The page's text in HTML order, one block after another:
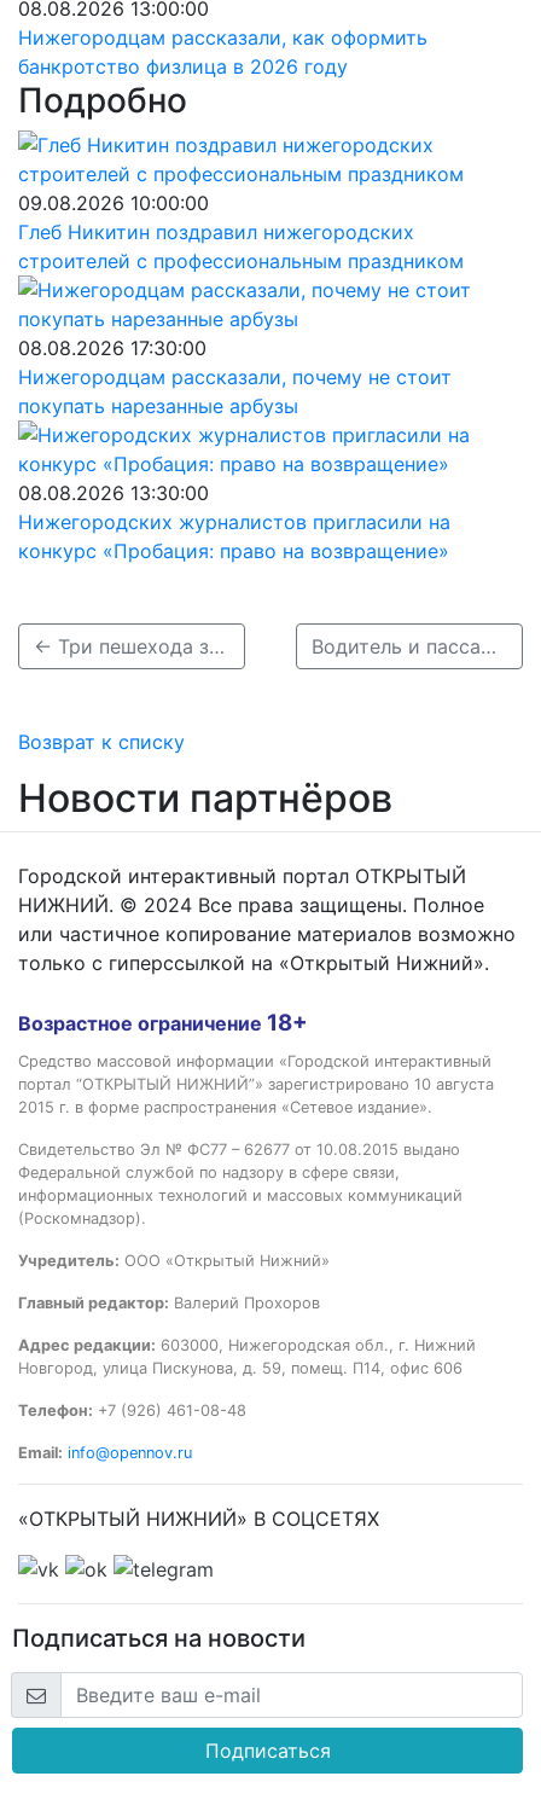
08.08.2026 13:00:00
Нижегородцам рассказали, как оформить
банкротство физлица в 2026 году
Подробно
09.08.2026 10:00:00
Глеб Никитин поздравил нижегородских
строителей с профессиональным праздником
08.08.2026 17:30:00
Нижегородцам рассказали, почему не стоит
покупать нарезанные арбузы
08.08.2026 13:30:00
Нижегородских журналистов пригласили на
конкурс «Пробация: право на возвращение»
← Три пешехода за один день погибли на дорогах Нижегородской области Водитель и пассажирка «Форда» погибли в ДТП в Лысковском районе →
Возврат к списку
Новости партнёров
Городской интерактивный портал ОТКРЫТЫЙ
НИЖНИЙ. © 2024 Все права защищены. Полное
или частичное копирование материалов возможно
только с гиперссылкой на «Открытый Нижний».
Возрастное ограничение 18+
Средство массовой информации «Городской интерактивный
портал “ОТКРЫТЫЙ НИЖНИЙ”» зарегистрировано 10 августа
2015 г. в форме распространения «Сетевое издание».
Свидетельство Эл № ФС77 – 62677 от 10.08.2015 выдано
Федеральной службой по надзору в сфере связи,
информационных технологий и массовых коммуникаций
(Роскомнадзор).
Учредитель: ООО «Открытый Нижний»
Главный редактор: Валерий Прохоров
Адрес редакции: 603000, Нижегородская обл., г. Нижний
Новгород, улица Пискунова, д. 59, помещ. П14, офис 606
Телефон: +7 (926) 461-08-48
Email: info@opennov.ru
«ОТКРЫТЫЙ НИЖНИЙ» В СОЦСЕТЯХ
Подписаться на новости
Подписаться